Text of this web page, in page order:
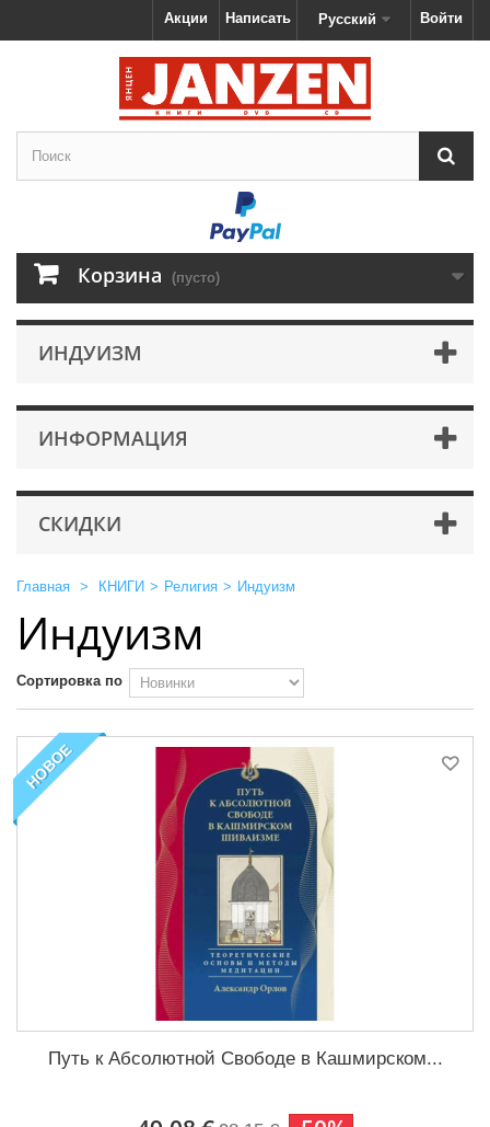
Войти
Русский
Написать
Акции
Корзина (пусто)
ИНДУИЗМ
ИНФОРМАЦИЯ
СКИДКИ
Главная > КНИГИ > Религия > Индуизм
Индуизм
Сортировка по
НОВОЕ
Путь к Абсолютной Свободе в Кашмирском...